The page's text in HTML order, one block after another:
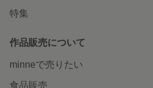
特集
作品販売について
minneで売りたい
食品販売